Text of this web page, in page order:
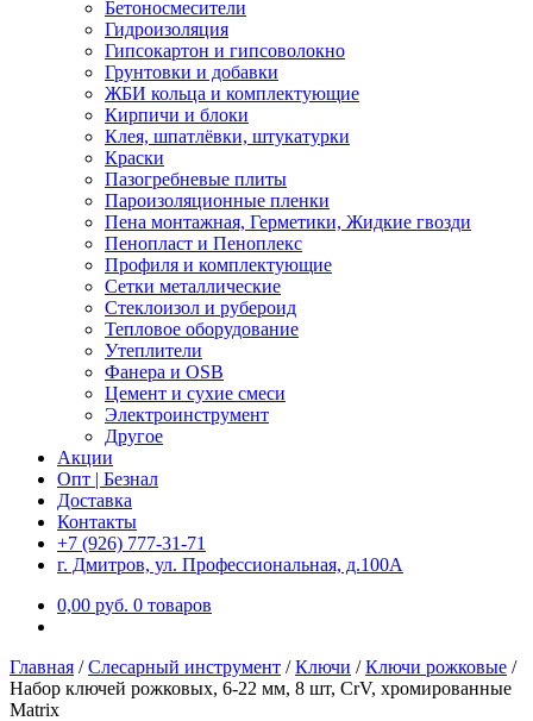
Бетоносмесители
Гидроизоляция
Гипсокартон и гипсоволокно
Грунтовки и добавки
ЖБИ кольца и комплектующие
Кирпичи и блоки
Клея, шпатлёвки, штукатурки
Краски
Пазогребневые плиты
Пароизоляционные пленки
Пена монтажная, Герметики, Жидкие гвозди
Пенопласт и Пеноплекс
Профиля и комплектующие
Сетки металлические
Стеклоизол и рубероид
Тепловое оборудование
Утеплители
Фанера и OSB
Цемент и сухие смеси
Электроинструмент
Другое
Акции
Опт | Безнал
Доставка
Контакты
+7 (926) 777-31-71
г. Дмитров, ул. Профессиональная, д.100А
0,00 руб. 0 товаров
Главная /Слесарный инструмент /Ключи /Ключи рожковые /
Набор ключей рожковых, 6-22 мм, 8 шт, CrV, хромированные
Matrix